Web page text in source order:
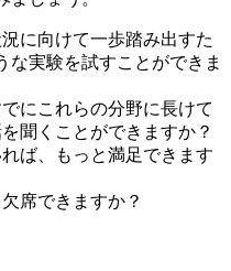
に向けて一歩踏み出すた
な実験を試すことができま
にこれらの分野に長けて
聞くことができますか？
ば、もっと満足できます
席できますか？